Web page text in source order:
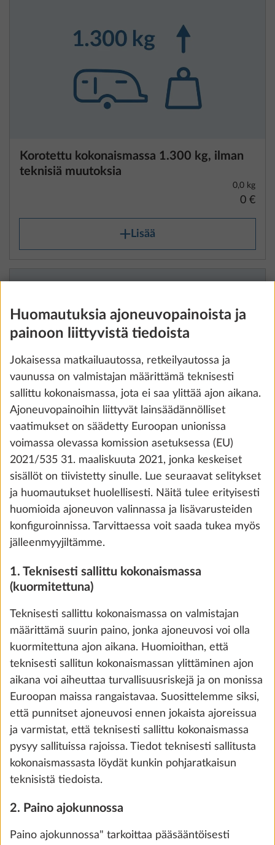
Korotettu kokonaismassa 1.300 kg, ilman
teknisiä muutoksia
0,0 kg
0 €
Lisää
Korotettu kokonaismassa 1.350 kg, ilman
teknisiä muutoksia
0,0 kg
0 €
Lisää
Kokonaispainon korotus 1 400 kg:aan
teknisillä muutoksilla, yksiakseliset mallit
8,0 kg
600 €
Huomautuksia ajoneuvopainoista ja
painoon liittyvistä tiedoista
Jokaisessa matkailuautossa, retkeilyautossa ja
vaunussa on valmistajan määrittämä teknisesti
sallittu kokonaismassa, jota ei saa ylittää ajon aikana.
Ajoneuvopainoihin liittyvät lainsäädännölliset
vaatimukset on säädetty Euroopan unionissa
voimassa olevassa komission asetuksessa (EU)
2021/535 31. maaliskuuta 2021, jonka keskeiset
sisällöt on tiivistetty sinulle. Lue seuraavat selitykset
ja huomautukset huolellisesti. Näitä tulee erityisesti
huomioida ajoneuvon valinnassa ja lisävarusteiden
konfiguroinnissa. Tarvittaessa voit saada tukea myös
jälleenmyyjiltämme.
1. Teknisesti sallittu kokonaismassa
(kuormitettuna)
Teknisesti sallittu kokonaismassa on valmistajan
määrittämä suurin paino, jonka ajoneuvosi voi olla
kuormitettuna ajon aikana. Huomioithan, että
teknisesti sallitun kokonaismassan ylittäminen ajon
aikana voi aiheuttaa turvallisuusriskejä ja on monissa
Euroopan maissa rangaistavaa. Suosittelemme siksi,
että punnitset ajoneuvosi ennen jokaista ajoreissua
ja varmistat, että teknisesti sallittu kokonaismassa
pysyy sallituissa rajoissa. Tiedot teknisesti sallitusta
kokonaismassasta löydät kunkin pohjaratkaisun
teknisistä tiedoista.
2. Paino ajokunnossa
Paino ajokunnossa" tarkoittaa pääsääntöisesti